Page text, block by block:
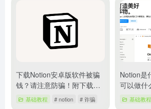
下载Notion安卓版软件被骗
钱？请注意防骗！附下载地
址 基础教程 # notion # 诈骗
Notion是
可以做什
基础教程